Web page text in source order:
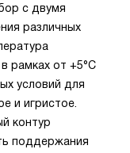
с двумя
различных
рамках от +5°C
условий для
и игристое.
контур
поддержания